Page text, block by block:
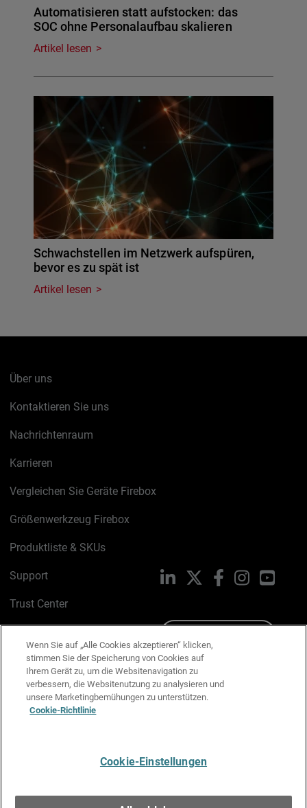
Automatisieren statt aufstocken: das
SOC ohne Personalaufbau skalieren
Artikel lesen
Schwachstellen im Netzwerk aufspüren,
bevor es zu spät ist
Artikel lesen
Über uns
Kontaktieren Sie uns
Nachrichtenraum
Karrieren
Vergleichen Sie Geräte Firebox
Größenwerkzeug Firebox
Produktliste & SKUs
Support
Trust Center
Cookie-Richtlinie
Datenschutzrichtlinie
Media & Brand Kit
LinkedIn FacebookInstagram
Wenn Sie auf „Alle Cookies akzeptieren“ klicken,
stimmen Sie der Speicherung von Cookies auf
Ihrem Gerät zu, um die Websitenavigation zu
verbessern, die Websitenutzung zu analysieren und
unsere Marketingbemühungen zu unterstützen.
Cookie-Richtlinie
Cookie-Einstellungen